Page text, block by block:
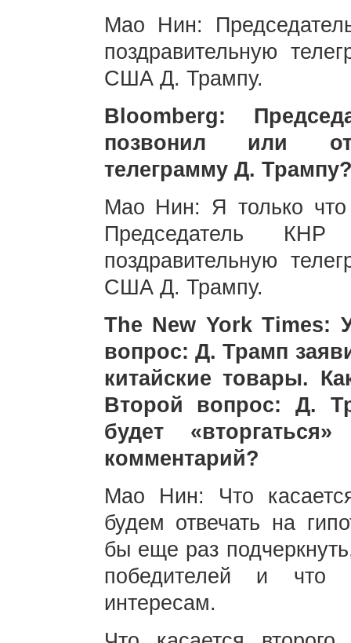
Мао Нин:
поздравительную
США Д. Трампу.
Bloomberg:
позвонил или
телеграмму Д.
Мао Нин: Я только что
Председатель
поздравительную
США Д. Трампу.
The New York Times:
вопрос: Д. Трамп
китайские товары.
Второй вопрос: Д.
будет
комментарий?
Мао Нин: Что
будем отвечать на
бы еще раз
победителей и что
интересам.